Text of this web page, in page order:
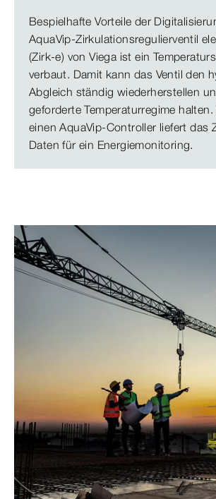
Bespielhafte Vorteile der
AquaVip-Zirkulationsregulierventil
(Zirk-e) von Viega ist ein
verbaut. Damit kann das Ventil den
Abgleich ständig wiederherstellen
geforderte Temperaturregime
einen AquaVip-Controller liefert das
Daten für ein Energiemonitoring.